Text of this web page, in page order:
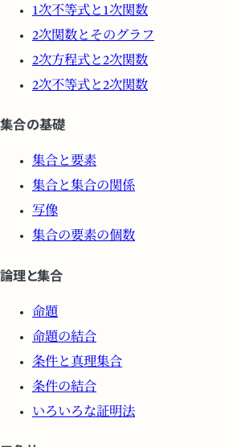
1次不等式と1次関数
2次関数とそのグラフ
2次方程式と2次関数
2次不等式と2次関数
集合の基礎
集合と要素
集合と集合の関係
写像
集合の要素の個数
論理と集合
命題
命題の結合
条件と真理集合
条件の結合
いろいろな証明法